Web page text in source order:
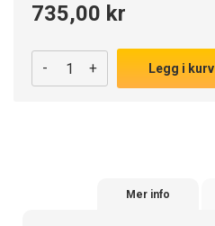
735,00 kr
- + Legg i kurv
Mer info